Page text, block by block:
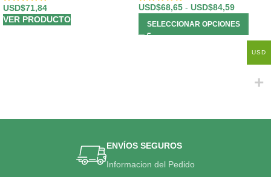
USD$71,84
VER PRODUCTO
USD$68,65 - USD$84,59
SELECCIONAR OPCIONES
ENVÍOS SEGUROS
Informacion del Pedido
USD